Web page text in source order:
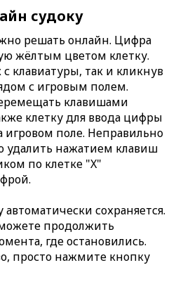
судоку
решать онлайн. Цифра
жёлтым цветом клетку.
клавиатуры, так и кликнув
с игровым полем.
клавишами
клетку для ввода цифры
поле. Неправильно
нажатием клавиш
по клетке "X"
сохраняется.
продолжить
где остановились.
просто нажмите кнопку